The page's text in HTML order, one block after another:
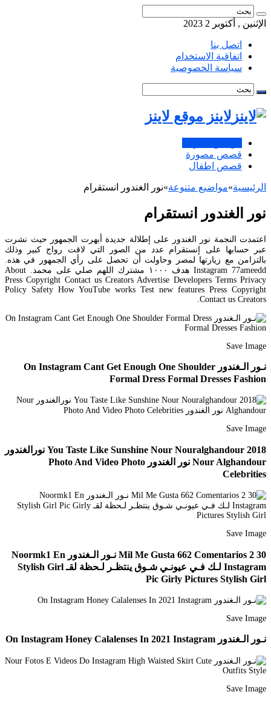
الإثنين , أكتوبر 2 2023
اتصل بنا
اتفاقية الاستخدام
سياسة الخصوصية
لاينز موقع لاينز
قصص مصورة
قصص اطفال
الرئيسية»مواضيع متنوعة»نور الغندور انستقرام
نور الغندور انستقرام
اعتمدت النجمة نور الغندور على إطلالة جديدة أبهرت الجمهور حيث نشرت
عبر حسابها على إنستقرام عدد من الصور التي لاقت رواج كبير وذلك
بالتزامن مع زيارتها لمصر وحاولت أن تحصل على رأي الجمهور في هذه.
Instagram 77ameedd هدف ١٠٠٠ مشترك اللهم صلي على محمد. About
Press Copyright Contact us Creators Advertise Developers Terms Privacy
Policy Safety How YouTube works Test new features Press Copyright
Contact us Creators.
Save Image
نـور الـغندور On Instagram Cant Get Enough One Shoulder
Formal Dress Formal Dresses Fashion
Save Image
You Taste Like Sunshine Nour Nouralghandour 2018 نورالغندور
Nour Alghandour نور الغندور Photo And Video Photo
Celebrities
Save Image
30 2 Mil Me Gusta 662 Comentarios نـور الـغندور Noormk1 En
Instagram لـك فـي عيونـي شـوق ينتظـر لـحظة لقـ Stylish Girl
Pic Girly Pictures Stylish Girl
Save Image
نـور الـغندور On Instagram Honey Calalenses In 2021 Instagram
Save Image